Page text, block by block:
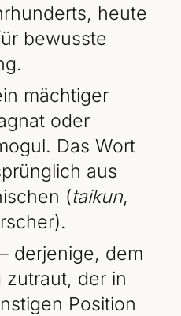
heute
bewusste
mächtiger
oder
Das Wort
aus
(taikun,
derjenige, dem
zutraut, der in
Position